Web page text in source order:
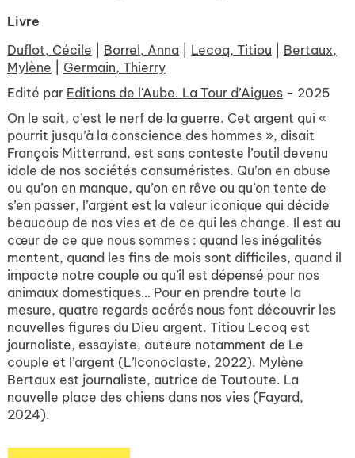
Livre
Duflot, Cécile
Borrel, Anna Lecoq, Titiou
Bertaux,
Mylène
Germain, Thierry
Edité par Editions de l'Aube. La Tour d’Aigues - 2025
On le sait, c’est le nerf de la guerre. Cet argent qui «
pourrit jusqu’à la conscience des hommes », disait
François Mitterrand, est sans conteste l’outil devenu
idole de nos sociétés consuméristes. Qu’on en abuse
ou qu’on en manque, qu’on en rêve ou qu’on tente de
s’en passer, l’argent est la valeur iconique qui décide
beaucoup de nos vies et de ce qui les change. Il est au
cœur de ce que nous sommes : quand les inégalités
montent, quand les fins de mois sont difficiles, quand il
impacte notre couple ou qu’il est dépensé pour nos
animaux domestiques… Pour en prendre toute la
mesure, quatre regards acérés nous font découvrir les
nouvelles figures du Dieu argent. Titiou Lecoq est
journaliste, essayiste, auteure notamment de Le
couple et l’argent (L’Iconoclaste, 2022). Mylène
Bertaux est journaliste, autrice de Toutoute. La
nouvelle place des chiens dans nos vies (Fayard,
2024).